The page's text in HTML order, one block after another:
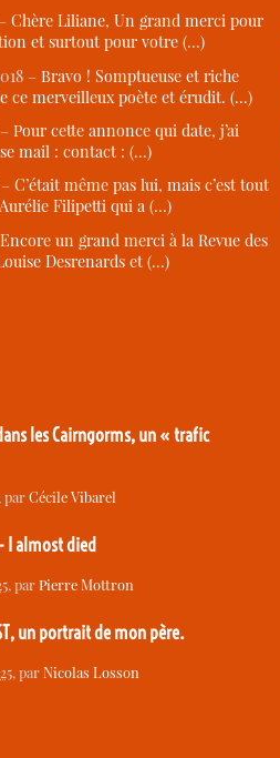
Chère Liliane, Un grand merci pour
et surtout pour votre (…)
– Bravo ! Somptueuse et riche
ce merveilleux poète et érudit. (…)
Pour cette annonce qui date, j’ai
mail : contact : (…)
C’était même pas lui, mais c’est tout
Filipetti qui a (…)
Encore un grand merci à la Revue des
Desrenards et (…)
les Cairngorms, un « trafic
, parCécile Vibarel
I almost died
, parPierre Mottron
un portrait de mon père.
, parNicolas Losson